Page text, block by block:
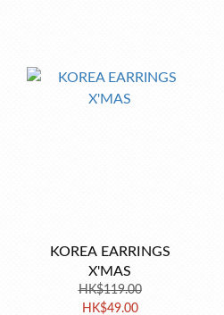
KOREA EARRINGS
X'MAS
HK$119.00
HK$49.00